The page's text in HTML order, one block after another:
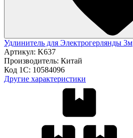
Удлинитель для Электрогерлянды 3м
Артикул: K637
Производитель: Китай
Код 1С: 10584096
Другие характеристики